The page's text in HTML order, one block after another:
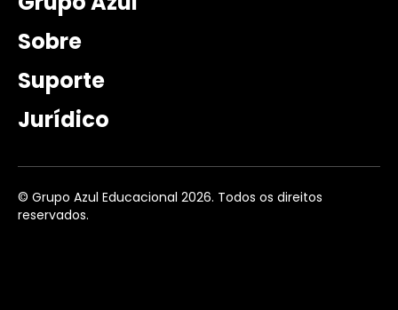
Sobre
Suporte
Jurídico
© Grupo Azul Educacional 2026. Todos os direitos
reservados.